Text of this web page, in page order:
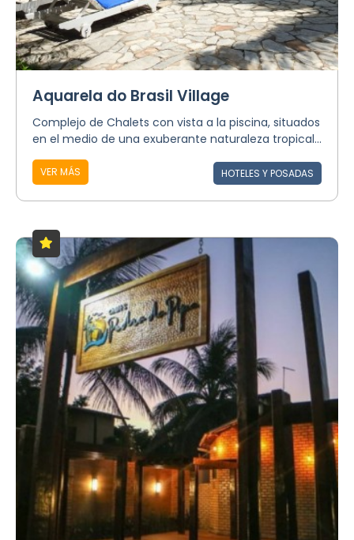
Aquarela do Brasil Village
Complejo de Chalets con vista a la piscina, situados
en el medio de una exuberante naturaleza tropical...
VER MÁS HOTELES Y POSADAS